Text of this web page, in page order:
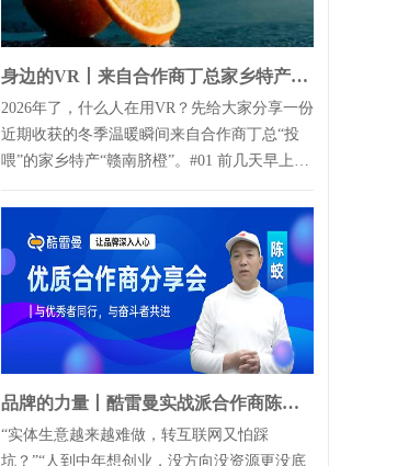
身边的VR丨来自合作商丁总家乡特产的“投喂”
2026年了，什么人在用VR？先给大家分享一份
近期收获的冬季温暖瞬间来自合作商丁总“投
喂”的家乡特产“赣南脐橙”。#01 前几天早上来
品牌的力量丨酷雷曼实战派合作商陈总讲真经验、传真方法
“实体生意越来越难做，转互联网又怕踩
坑？”“人到中年想创业，没方向没资源更没底